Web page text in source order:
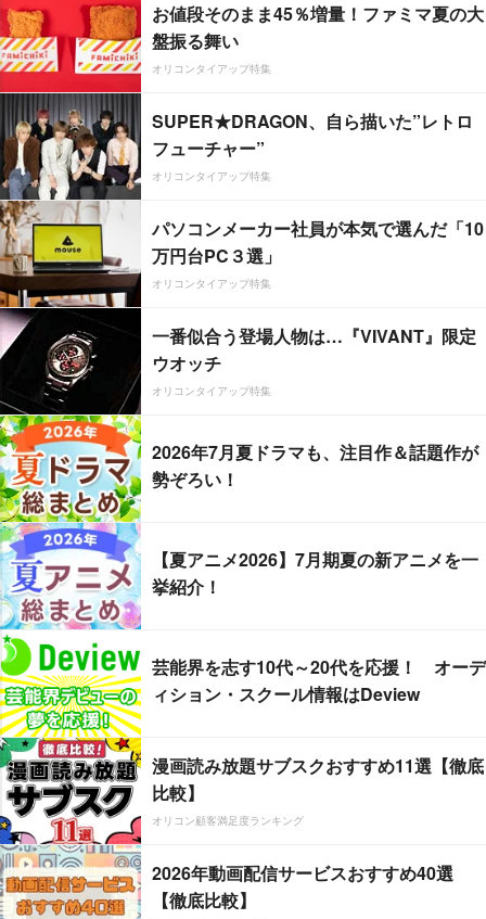
お値段そのまま45％増量！ファミマ夏の大
盤振る舞い
オリコンタイアップ特集
SUPER★DRAGON、自ら描いた”レトロ
フューチャー”
オリコンタイアップ特集
パソコンメーカー社員が本気で選んだ「10
万円台PC３選」
オリコンタイアップ特集
一番似合う登場人物は…『VIVANT』限定
ウオッチ
オリコンタイアップ特集
2026年7月夏ドラマも、注目作＆話題作が
勢ぞろい！
【夏アニメ2026】7月期夏の新アニメを一
挙紹介！
芸能界を志す10代～20代を応援！ オーデ
ィション・スクール情報はDeview
漫画読み放題サブスクおすすめ11選【徹底
比較】
オリコン顧客満足度ランキング
2026年動画配信サービスおすすめ40選
【徹底比較】